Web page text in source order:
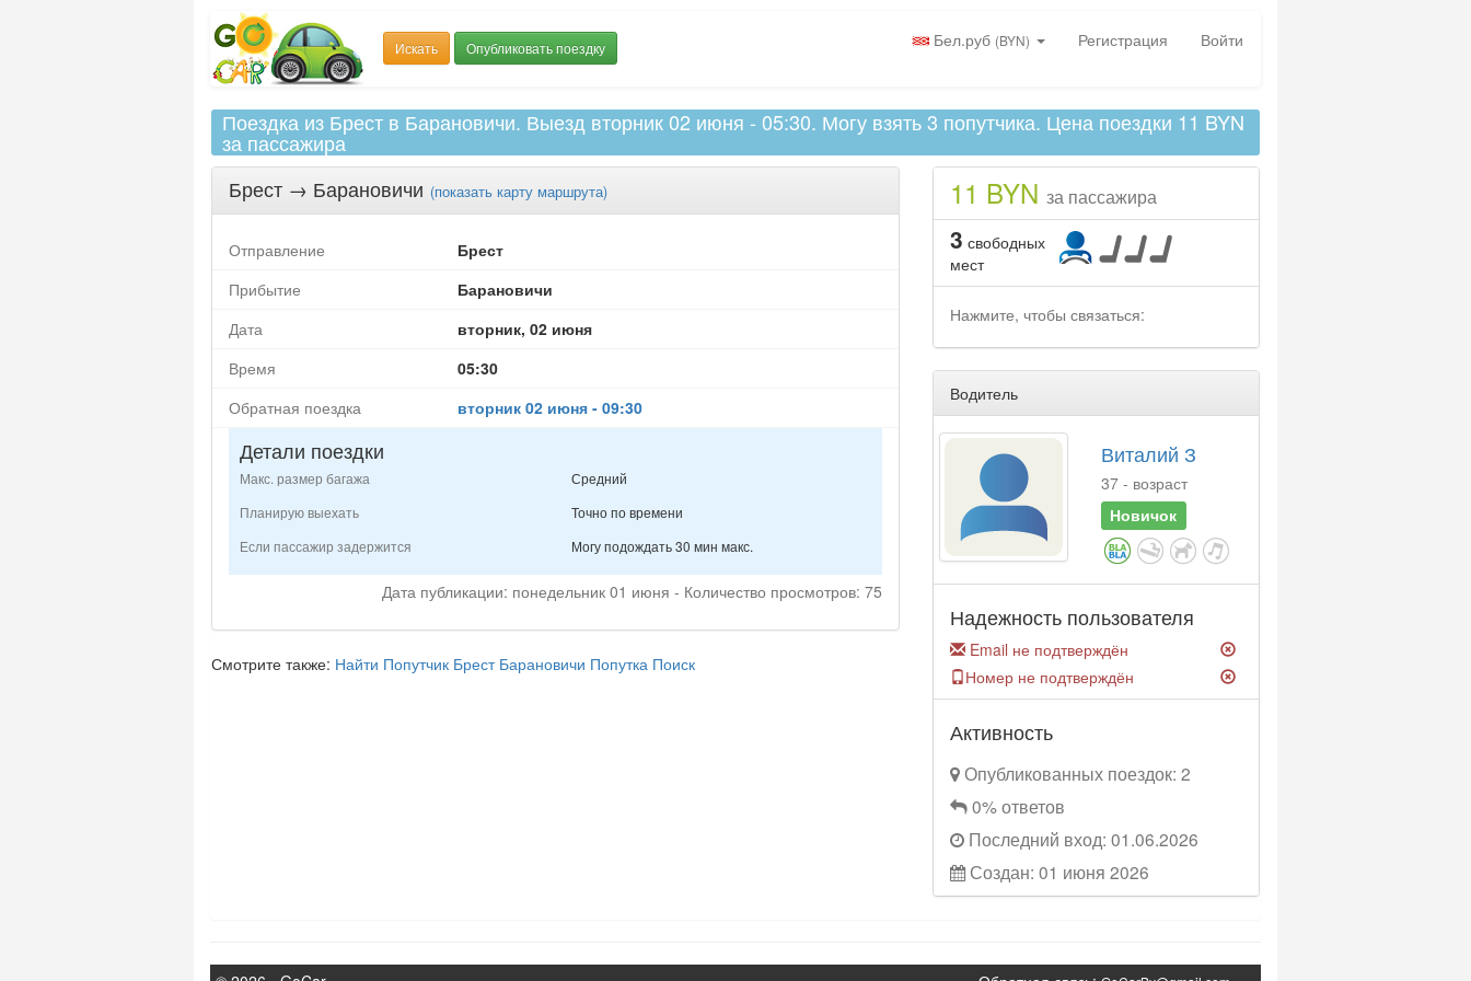
Искать Опубликовать поездку Бел.руб (BYN) Регистрация Войти
Поездка из Брест в Барановичи. Выезд вторник 02 июня - 05:30. Могу взять 3 попутчика. Цена поездки 11 BYN
за пассажира
Брест → Барановичи (показать карту маршрута)
Отправление
Брест
Прибытие
Барановичи
Дата
вторник, 02 июня
Время
05:30
Обратная поездка
вторник 02 июня - 09:30
Детали поездки
Макс. размер багажа
Средний
Планирую выехать
Точно по времени
Если пассажир задержится
Могу подождать 30 мин макс.
Дата публикации: понедельник 01 июня - Количество просмотров: 75
Смотрите также: Найти Попутчик Брест Барановичи Попутка Поиск
11 BYN за пассажира
3 свободных
мест
Нажмите, чтобы связаться:
Водитель
Виталий З
37 - возраст
Новичок
Надежность пользователя
Email не подтверждён
Номер не подтверждён
Активность
Опубликованных поездок: 2
0% ответов
Последний вход: 01.06.2026
Создан: 01 июня 2026